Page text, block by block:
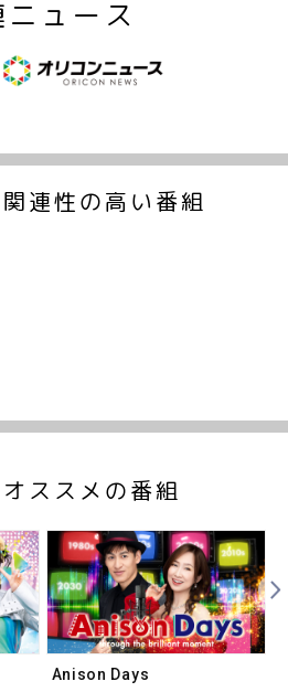
ニュース
連性の高い番組
ススメの番組
Anison Days